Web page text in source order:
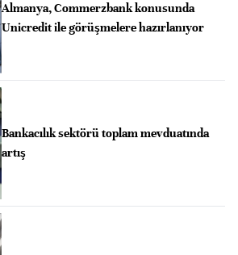
Almanya, Commerzbank konusunda
Unicredit ile görüşmelere hazırlanıyor
Bankacılık sektörü toplam mevduatında
artış